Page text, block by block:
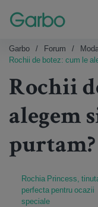
Garbo Forum
Rochii de botez: cum le
Rochii
alegem
purtam?
Rochia Princess,
perfecta pentru ocazii
speciale